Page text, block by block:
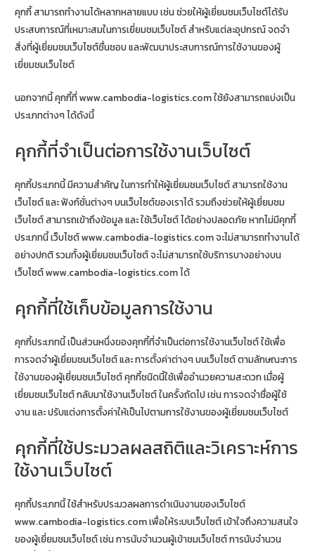
คุกกี้ สามารถทำงานได้หลากหลายแบบ เช่น ช่วยให้ผู้เยี่ยมชมเว็บไซต์ได้รับ
ประสบการณ์ที่เหมาะสมในการเยี่ยมชมเว็บไซต์ สำหรับแต่ละอุปกรณ์ จดจำ
สิ่งที่ผู้เยี่ยมชมเว็บไซต์ชื่นชอบ และพัฒนาประสบการณ์การใช้งานของผู้
เยี่ยมชมเว็บไซต์
นอกจากนี้ คุกกี้ที่ www.cambodia-logistics.com ใช้ยังสามารถแบ่งเป็น
ประเภทต่างๆ ได้ดังนี้
คุกกี้ที่จำเป็นต่อการใช้งานเว็บไซต์
คุกกี้ประเภทนี้ มีความสำคัญ ในการทำให้ผู้เยี่ยมชมเว็บไซต์ สามารถใช้งาน
เว็บไซต์ และ ฟังก์ชั่นต่างๆ บนเว็บไซต์ของเราได้ รวมถึงช่วยให้ผู้เยี่ยมชม
เว็บไซต์ สามารถเข้าถึงข้อมูล และ ใช้เว็บไซต์ ได้อย่างปลอดภัย หากไม่มีคุกกี้
ประเภทนี้ เว็บไซต์ www.cambodia-logistics.com จะไม่สามารถทำงานได้
อย่างปกติ รวมทั้งผู้เยี่ยมชมเว็บไซต์ จะไม่สามารถใช้บริการบางอย่างบน
เว็บไซต์ www.cambodia-logistics.com ได้
คุกกี้ที่ใช้เก็บข้อมูลการใช้งาน
คุกกี้ประเภทนี้ เป็นส่วนหนึ่งของคุกกี้ที่จำเป็นต่อการใช้งานเว็บไซต์ ใช้เพื่อ
การจดจำผู้เยี่ยมชมเว็บไซต์ และ การตั้งค่าต่างๆ บนเว็บไซต์ ตามลักษณะการ
ใช้งานของผู้เยี่ยมชมเว็บไซต์ คุกกี้ชนิดนี้ใช้เพื่ออำนวยความสะดวก เมื่อผู้
เยี่ยมชมเว็บไซต์ กลับมาใช้งานเว็บไซต์ ในครั้งถัดไป เช่น การจดจำชื่อผู้ใช้
งาน และ ปรับแต่งการตั้งค่าให้เป็นไปตามการใช้งานของผู้เยี่ยมชมเว็บไซต์
คุกกี้ที่ใช้ประมวลผลสถิติและวิเคราะห์การ
ใช้งานเว็บไซต์
คุกกี้ประเภทนี้ ใช้สำหรับประมวลผลการดำเนินงานของเว็บไซต์
www.cambodia-logistics.com เพื่อให้ระบบเว็บไซต์ เข้าใจถึงความสนใจ
ของผู้เยี่ยมชมเว็บไซต์ เช่น การนับจำนวนผู้เข้าชมเว็บไซต์ การนับจำนวน